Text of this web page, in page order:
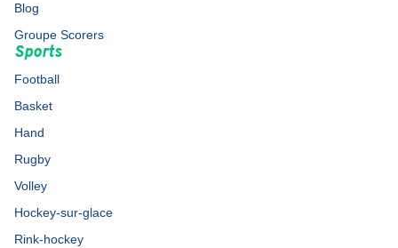
Blog
Groupe Scorers
Sports
Football
Basket
Hand
Rugby
Volley
Hockey-sur-glace
Rink-hockey